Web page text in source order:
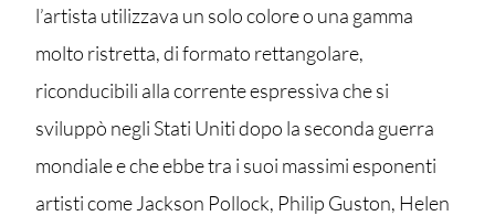
l’artista utilizzava un solo colore o una gamma
molto ristretta, di formato rettangolare,
riconducibili alla corrente espressiva che si
sviluppò negli Stati Uniti dopo la seconda guerra
mondiale e che ebbe tra i suoi massimi esponenti
artisti come Jackson Pollock, Philip Guston, Helen